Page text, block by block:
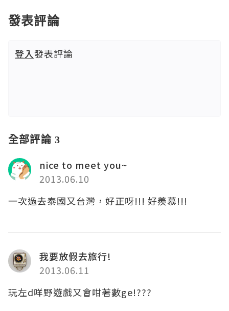
發表評論
登入發表評論
全部評論 3
nice to meet you~
2013.06.10
一次過去泰國又台灣，好正呀!!! 好羨慕!!!
我要放假去旅行!
2013.06.11
玩左d咩野遊戲又會咁著數ge!???